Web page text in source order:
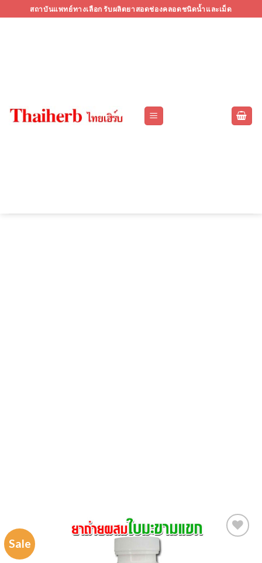
to
สถาบันแพทย์ทางเลือก รับผลิตยาสอดช่องคลอดชนิดน้ำและเม็ด
Sale